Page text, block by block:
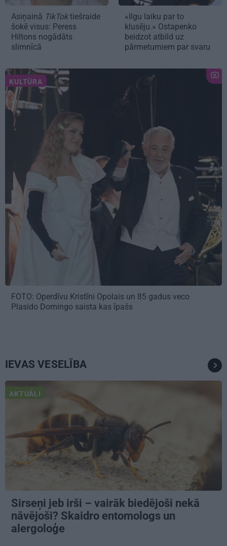
Asiņainā TikToktiešraide
šokē visus: Peress
Hiltons nogādāts
slimnīcā
«Ilgu laiku par to
klusēju.» Ostapenko
beidzot atbild uz
pārmetumiem par svaru
KULTŪRA
FOTO: Operdīvu Kristīni Opolais un 85 gadus veco
Plasido Domingo saista kas īpašs
IEVAS VESELĪBA
AKTUĀLI
Sirseņi jeb irši – vairāk biedējoši nekā
nāvējoši? Skaidro entomologs un
alergoloģe